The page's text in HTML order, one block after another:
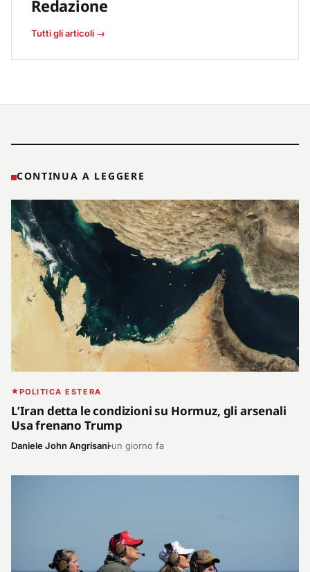
Redazione
Tutti gli articoli →
CONTINUA A LEGGERE
POLITICA ESTERA
L’Iran detta le condizioni su Hormuz, gli arsenali
Usa frenano Trump
Daniele John Angrisani un giorno fa